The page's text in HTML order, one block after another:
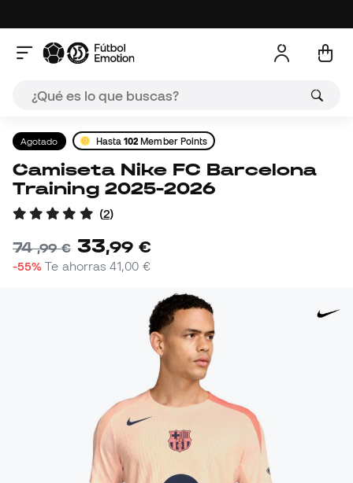
Agotado Hasta102 Member Points
Camiseta Nike FC Barcelona
Training 2025-2026
(2)
74,99 € 33,99 €
-55% Te ahorras41,00 €